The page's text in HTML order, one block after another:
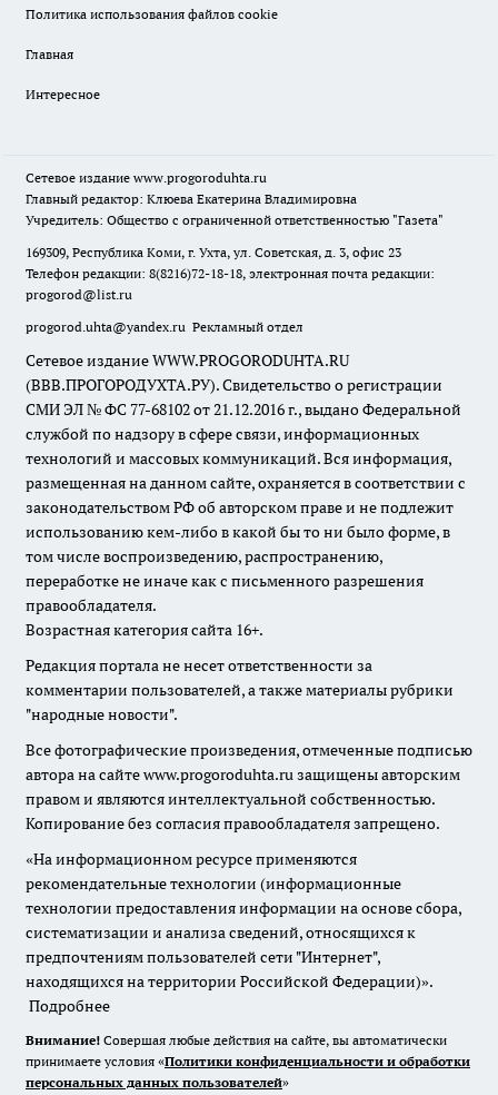
Политика использования файлов cookie
Главная
Интересное
Сетевое издание www.progoroduhta.ru
Главный редактор: Клюева Екатерина Владимировна
Учредитель: Общество с ограниченной ответственностью "Газета"
169309, Республика Коми, г. Ухта, ул. Советская, д. 3, офис 23
Телефон редакции: 8(8216)72-18-18, электронная почта редакции:
progorod@list.ru
progorod.uhta@yandex.ru Рекламный отдел
Сетевое издание WWW.PROGORODUHTA.RU
(ВВВ.ПРОГОРОДУХТА.РУ). Свидетельство о регистрации
СМИ ЭЛ № ФС 77-68102 от 21.12.2016 г., выдано Федеральной
службой по надзору в сфере связи, информационных
технологий и массовых коммуникаций. Вся информация,
размещенная на данном сайте, охраняется в соответствии с
законодательством РФ об авторском праве и не подлежит
использованию кем-либо в какой бы то ни было форме, в
том числе воспроизведению, распространению,
переработке не иначе как с письменного разрешения
правообладателя.
Возрастная категория сайта 16+.
Редакция портала не несет ответственности за
комментарии пользователей, а также материалы рубрики
"народные новости".
Все фотографические произведения, отмеченные подписью
автора на сайте www.progoroduhta.ru защищены авторским
правом и являются интеллектуальной собственностью.
Копирование без согласия правообладателя запрещено.
«На информационном ресурсе применяются
рекомендательные технологии (информационные
технологии предоставления информации на основе сбора,
систематизации и анализа сведений, относящихся к
предпочтениям пользователей сети "Интернет",
находящихся на территории Российской Федерации)».
Подробнее
Внимание! Совершая любые действия на сайте, вы автоматически
принимаете условия «Политики конфиденциальности и обработки
персональных данных пользователей»